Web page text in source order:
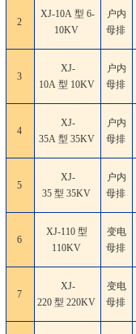
2
XJ-10A 型 6-
10KV
户内
母排
3
XJ-
10A 型 10KV
户内
母排
4
XJ-
35A 型 35KV
户内
母排
5
XJ-
35 型 35KV
户内
母排
6
XJ-110 型
110KV
变电
母排
7
XJ-
220 型 220KV
变电
母排